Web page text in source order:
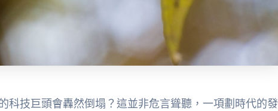
科技巨頭會轟然倒塌？這並非危言聳聽，一項劃時代的發